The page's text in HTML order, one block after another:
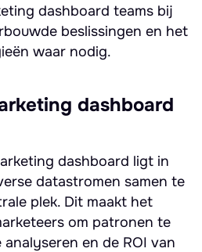
dashboard teams bij
beslissingen en het
waar nodig.
dashboard
dashboard ligt in
datastromen samen te
plek. Dit maakt het
om patronen te
en de ROI van